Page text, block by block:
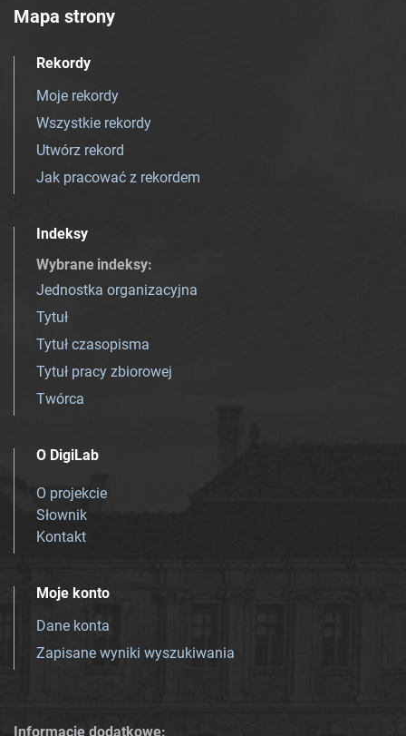
Mapa strony
Rekordy
Moje rekordy
Wszystkie rekordy
Utwórz rekord
Jak pracować z rekordem
Indeksy
Wybrane indeksy:
Jednostka organizacyjna
Tytuł
Tytuł czasopisma
Tytuł pracy zbiorowej
Twórca
O DigiLab
O projekcie
Słownik
Kontakt
Moje konto
Dane konta
Zapisane wyniki wyszukiwania
Informacje dodatkowe: